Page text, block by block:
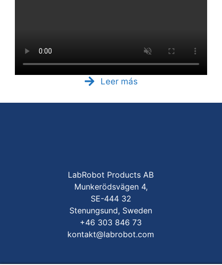
Leer más
LabRobot Products AB
Munkerödsvägen 4,
SE-444 32
Stenungsund, Sweden
+46 303 846 73
kontakt@labrobot.com